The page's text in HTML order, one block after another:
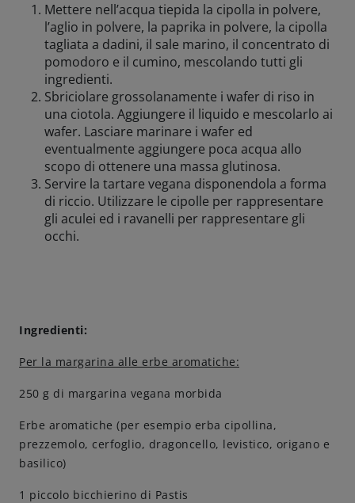
Mettere nell’acqua tiepida la cipolla in polvere,
l’aglio in polvere, la paprika in polvere, la cipolla
tagliata a dadini, il sale marino, il concentrato di
pomodoro e il cumino, mescolando tutti gli
ingredienti.
Sbriciolare grossolanamente i wafer di riso in
una ciotola. Aggiungere il liquido e mescolarlo ai
wafer. Lasciare marinare i wafer ed
eventualmente aggiungere poca acqua allo
scopo di ottenere una massa glutinosa.
Servire la tartare vegana disponendola a forma
di riccio. Utilizzare le cipolle per rappresentare
gli aculei ed i ravanelli per rappresentare gli
occhi.
Ingredienti:
Per la margarina alle erbe aromatiche:
250 g di margarina vegana morbida
Erbe aromatiche (per esempio erba cipollina,
prezzemolo, cerfoglio, dragoncello, levistico, origano e
basilico)
1 piccolo bicchierino di Pastis